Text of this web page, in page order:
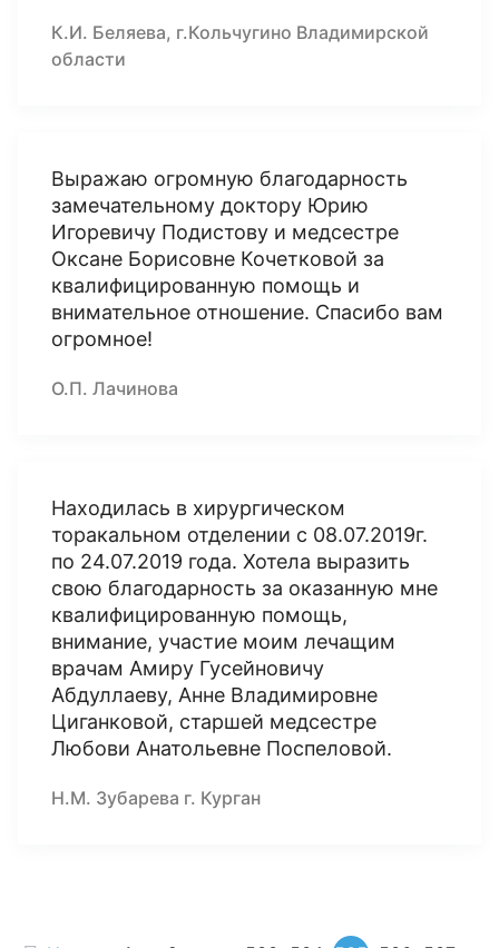
К.И. Беляева, г.Кольчугино Владимирской
области
Выражаю огромную благодарность
замечательному доктору Юрию
Игоревичу Подистову и медсестре
Оксане Борисовне Кочетковой за
квалифицированную помощь и
внимательное отношение. Спасибо вам
огромное!
О.П. Лачинова
Находилась в хирургическом
торакальном отделении с 08.07.2019г.
по 24.07.2019 года. Хотела выразить
свою благодарность за оказанную мне
квалифицированную помощь,
внимание, участие моим лечащим
врачам Амиру Гусейновичу
Абдуллаеву, Анне Владимировне
Циганковой, старшей медсестре
Любови Анатольевне Поспеловой.
Н.М. Зубарева г. Курган